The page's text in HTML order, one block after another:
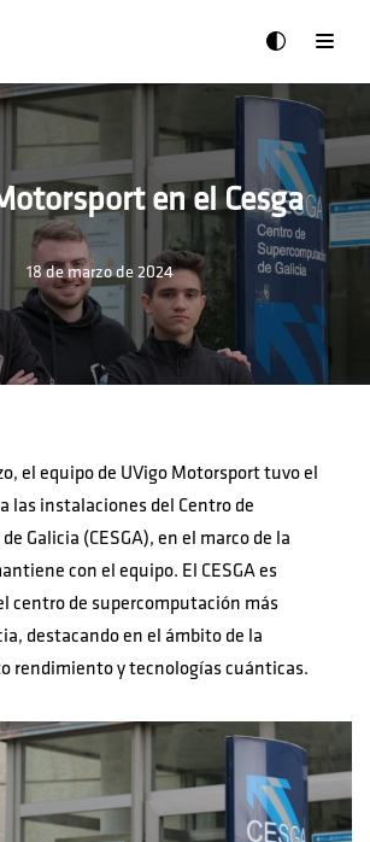
en el Cesga
18 de marzo de 2024
el equipo de UVigo Motorsport tuvo el
las instalaciones del Centro de
Galicia (CESGA), en el marco de la
con el equipo. El CESGA es
centro de supercomputación más
destacando en el ámbito de la
rendimiento y tecnologías cuánticas.